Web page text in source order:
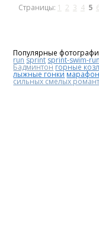
Страницы: 1 2 3 4 5
Популярные
run sprint sprint-swim-run
Бадминтонгорные
лыжные гонки
сильных смелых